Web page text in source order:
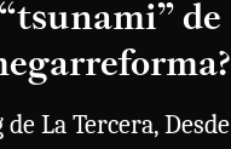
de
La Tercera, Desde